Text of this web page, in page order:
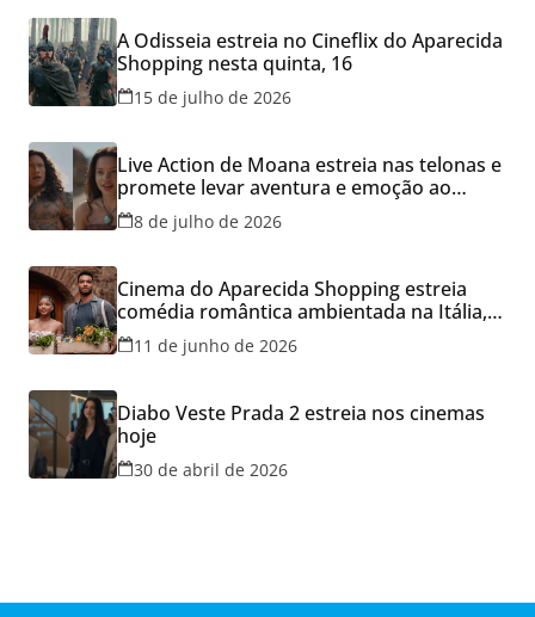
A Odisseia estreia no Cineflix do Aparecida
Shopping nesta quinta, 16
15 de julho de 2026
Live Action de Moana estreia nas telonas e
promete levar aventura e emoção ao
Cineflix do Aparecida Shopping
8 de julho de 2026
Cinema do Aparecida Shopping estreia
comédia romântica ambientada na Itália,
hoje e lança promoção para o Dia dos
Namorados
11 de junho de 2026
Diabo Veste Prada 2 estreia nos cinemas
hoje
30 de abril de 2026